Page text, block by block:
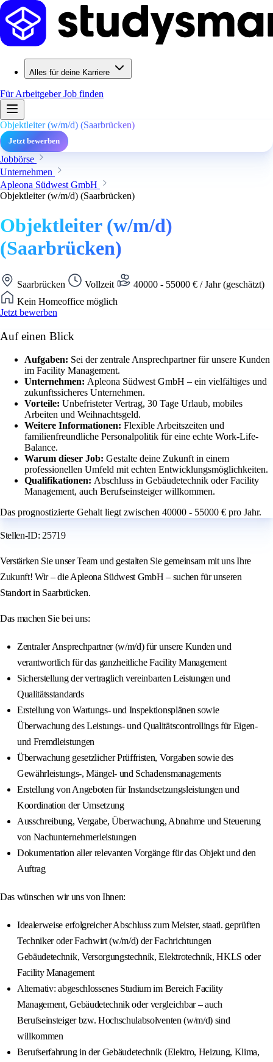
Alles für deine Karriere
Für ArbeitgeberJob finden
Objektleiter (w/m/d) (Saarbrücken)
Jetzt bewerben
Jobbörse
Unternehmen
Apleona Südwest GmbH
Objektleiter (w/m/d) (Saarbrücken)
Objektleiter (w/m/d)
(Saarbrücken)
Saarbrücken Vollzeit
40000 - 55000 € / Jahr (geschätzt)
Kein Homeoffice möglich
Jetzt bewerben
Auf einen Blick
Aufgaben: Sei der zentrale Ansprechpartner für unsere Kunden
im Facility Management.
Unternehmen: Apleona Südwest GmbH – ein vielfältiges und
zukunftssicheres Unternehmen.
Vorteile: Unbefristeter Vertrag, 30 Tage Urlaub, mobiles
Arbeiten und Weihnachtsgeld.
Weitere Informationen: Flexible Arbeitszeiten und
familienfreundliche Personalpolitik für eine echte Work-Life-
Balance.
Warum dieser Job: Gestalte deine Zukunft in einem
professionellen Umfeld mit echten Entwicklungsmöglichkeiten.
Qualifikationen: Abschluss in Gebäudetechnik oder Facility
Management, auch Berufseinsteiger willkommen.
Das prognostizierte Gehalt liegt zwischen 40000 - 55000 € pro Jahr.
Stellen-ID: 25719
Verstärken Sie unser Team und gestalten Sie gemeinsam mit uns Ihre
Zukunft! Wir – die Apleona Südwest GmbH – suchen für unseren
Standort in Saarbrücken.
Das machen Sie bei uns:
Zentraler Ansprechpartner (w/m/d) für unsere Kunden und
verantwortlich für das ganzheitliche Facility Management
Sicherstellung der vertraglich vereinbarten Leistungen und
Qualitätsstandards
Erstellung von Wartungs- und Inspektionsplänen sowie
Überwachung des Leistungs- und Qualitätscontrollings für Eigen-
und Fremdleistungen
Überwachung gesetzlicher Prüffristen, Vorgaben sowie des
Gewährleistungs-, Mängel- und Schadensmanagements
Erstellung von Angeboten für Instandsetzungsleistungen und
Koordination der Umsetzung
Ausschreibung, Vergabe, Überwachung, Abnahme und Steuerung
von Nachunternehmerleistungen
Dokumentation aller relevanten Vorgänge für das Objekt und den
Auftrag
Das wünschen wir uns von Ihnen:
Idealerweise erfolgreicher Abschluss zum Meister, staatl. geprüften
Techniker oder Fachwirt (w/m/d) der Fachrichtungen
Gebäudetechnik, Versorgungstechnik, Elektrotechnik, HKLS oder
Facility Management
Alternativ: abgeschlossenes Studium im Bereich Facility
Management, Gebäudetechnik oder vergleichbar – auch
Berufseinsteiger bzw. Hochschulabsolventen (w/m/d) sind
willkommen
Berufserfahrung in der Gebäudetechnik (Elektro, Heizung, Klima,